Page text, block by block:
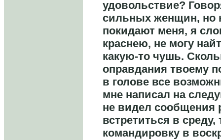
удовольствие?
сильных женщин, но
покидают меня, я
краснею, не могу
какую-то чушь.
оправдания твоему
в голове все
мне написал на
не видел сообщения
встретиться в
командировку в